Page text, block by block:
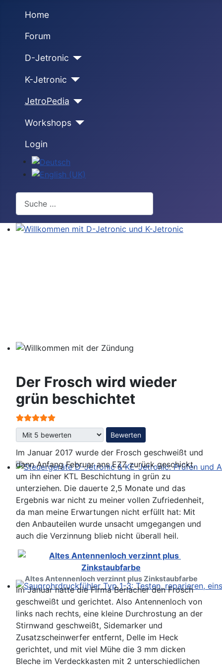
Home
Forum
D-Jetronic
K-Jetronic
JetroPedia
Workshops
Login
Sprache auswählen
Steuergeräte D-Jetronic & KE-Jetronic: Prüfen und
Saugrohrdruckfühler Typ 1-3: Testen, reparieren,
Der Frosch wird wieder
grün beschichtet
Bewertung:
Bitte bewerten
Im Januar 2017 wurde der Frosch geschweißt und
dann Anfang Februar ans EZZ zurück geschickt,
um ihn einer KTL Beschichtung in grün zu
unterziehen. Die dauerte 2,5 Monate und das
Ergebnis war nicht zu meiner vollen Zufriedenheit,
da man meine Erwartungen nicht erfüllt hat: Mit
den Anbauteilen wurde unsacht umgegangen und
auch die Verzinnung blieb nicht überall heil.
Altes Antennenloch verzinnt plus Zinkstaubfarbe
Im Januar hatte die Firma Berlacher den Frosch
geschweißt und gerichtet. Also Antennenloch von
links nach rechts, eine kleine Durchrostung an der
Stirnwand geschweißt, Sidemarker und
Zusatzscheinwerfer entfernt, Delle im Heck
gerichtet, und mit viel Mühe die 3 mm dicken
Bleche im Verdeckkasten mit 2 unterschiedlichen